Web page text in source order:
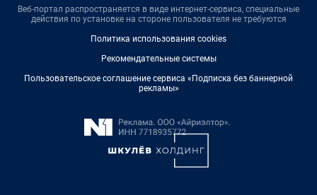
Веб-портал распространяется в виде интернет-сервиса, специальные
действия по установке на стороне пользователя не требуются
Политика использования cookies
Рекомендательные системы
Пользовательское соглашение сервиса «Подписка без баннерной
рекламы»